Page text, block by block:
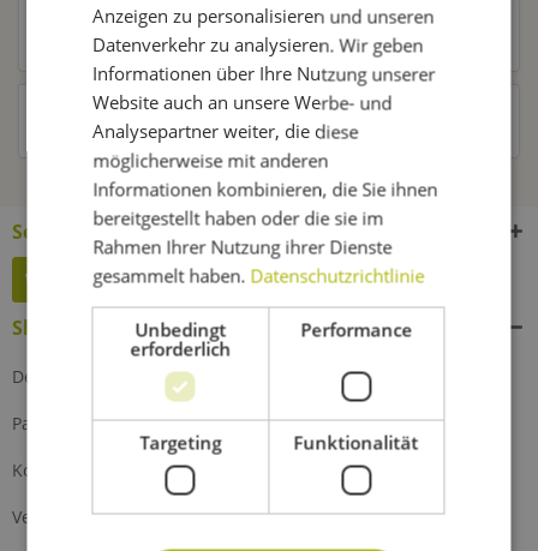
Kunden kauften auch
Kunden haben sich ebenfalls angesehen
Service Hotline
Widerruf erklären
Shop Service
Defektes Produkt
Partnerprogramm
Kontakt
Versand und Zahlung
Anzeigen zu personalisieren und unseren
Datenverkehr zu analysieren. Wir geben
Informationen über Ihre Nutzung unserer
Website auch an unsere Werbe- und
Analysepartner weiter, die diese
möglicherweise mit anderen
Informationen kombinieren, die Sie ihnen
bereitgestellt haben oder die sie im
Rahmen Ihrer Nutzung ihrer Dienste
gesammelt haben. Datenschutzrichtlinie
Unbedingt
erforderlich
Performance
Targeting Funktionalität